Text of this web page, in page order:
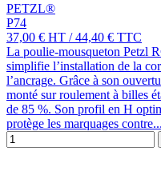
PETZL®
P74
37,00 € HT /44,40 € TTC
La poulie-mousqueton Petzl
simplifie l’installation de la
l’ancrage. Grâce à son
monté sur roulement à billes
de 85 %. Son profil en H
protège les marquages contre...